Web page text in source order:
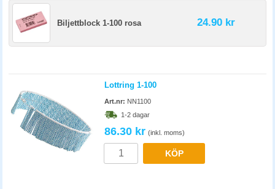
Biljettblock 1-100 rosa 24.90 kr
Lottring 1-100
Art.nr: NN1100
1-2 dagar
86.30 kr (inkl. moms)
KÖP